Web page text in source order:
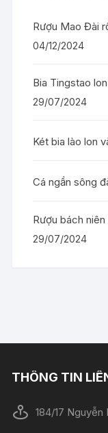
Rượu Mao Đài
04/12/2024
Bia Tingstao
29/07/2024
Két bia lào lon
Cá ngần sông
Rượu bách
29/07/2024
THÔNG TIN
184/17